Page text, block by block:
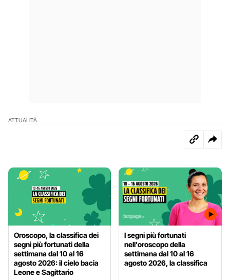
ATTUALITÀ
Oroscopo, la classifica dei
segni più fortunati della
settimana dal 10 al 16
agosto 2026: il cielo bacia
Leone e Sagittario
I segni più fortunati
nell'oroscopo della
settimana dal 10 al 16
agosto 2026, la classifica